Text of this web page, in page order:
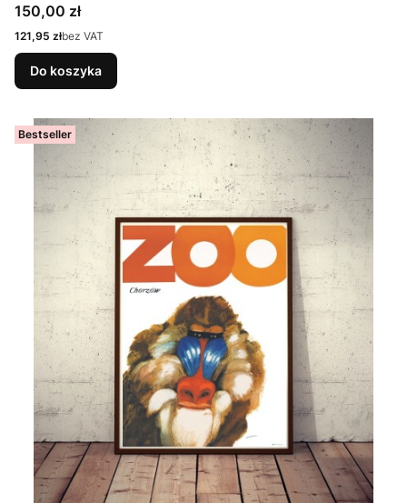
Cena
150,00 zł
Cena
121,95 złbez VAT
Do koszyka
Bestseller